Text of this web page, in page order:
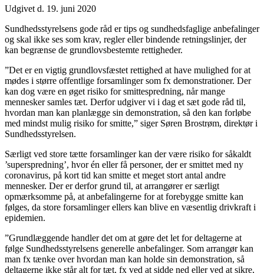
Udgivet d. 19. juni 2020
Sundhedsstyrelsens gode råd er tips og sundhedsfaglige anbefalinger
og skal ikke ses som krav, regler eller bindende retningslinjer, der
kan begrænse de grundlovsbestemte rettigheder.
”Det er en vigtig grundlovsfæstet rettighed at have mulighed for at
mødes i større offentlige forsamlinger som fx demonstrationer. Der
kan dog være en øget risiko for smittespredning, når mange
mennesker samles tæt. Derfor udgiver vi i dag et sæt gode råd til,
hvordan man kan planlægge sin demonstration, så den kan forløbe
med mindst mulig risiko for smitte,” siger Søren Brostrøm, direktør i
Sundhedsstyrelsen.
Særligt ved store tætte forsamlinger kan der være risiko for såkaldt
’superspredning’, hvor én eller få personer, der er smittet med ny
coronavirus, på kort tid kan smitte et meget stort antal andre
mennesker. Der er derfor grund til, at arrangører er særligt
opmærksomme på, at anbefalingerne for at forebygge smitte kan
følges, da store forsamlinger ellers kan blive en væsentlig drivkraft i
epidemien.
”Grundlæggende handler det om at gøre det let for deltagerne at
følge Sundhedsstyrelsens generelle anbefalinger. Som arrangør kan
man fx tænke over hvordan man kan holde sin demonstration, så
deltagerne ikke står alt for tæt, fx ved at sidde ned eller ved at sikre,